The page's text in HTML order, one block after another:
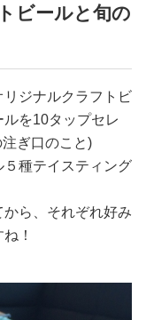
ビールと旬の
ジナルクラフトビ
を10タップセレ
ぎ口のこと)
種テイスティング
ら、それぞれ好み
！